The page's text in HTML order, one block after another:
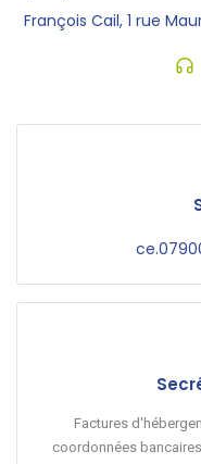
François Cail, 1 rue
Factures
coordonnées